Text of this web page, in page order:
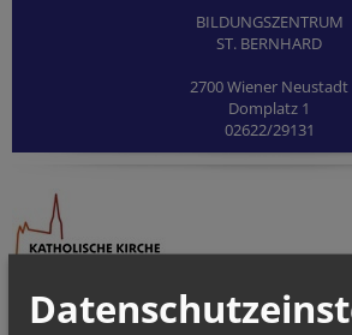
BILDUNGSZENTRUM
ST. BERNHARD
2700 Wiener Neustadt
Domplatz 1
02622/29131